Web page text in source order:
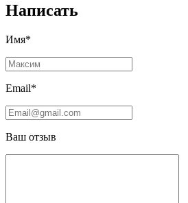
Написать
Имя*
Email*
Ваш отзыв